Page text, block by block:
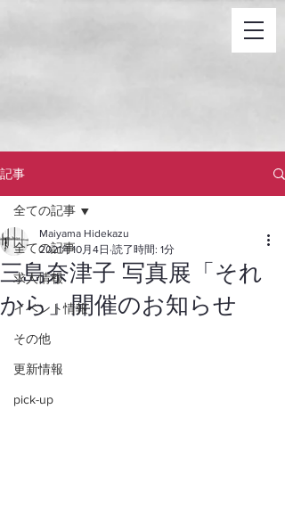
記事
全ての記事
求人情報
イベント情報
その他
更新情報
pick-up
全ての記事
三島奈津子 写真展「それ
から」開催のお知らせ
Maiyama Hidekazu
2021年10月4日 読了時間: 1分